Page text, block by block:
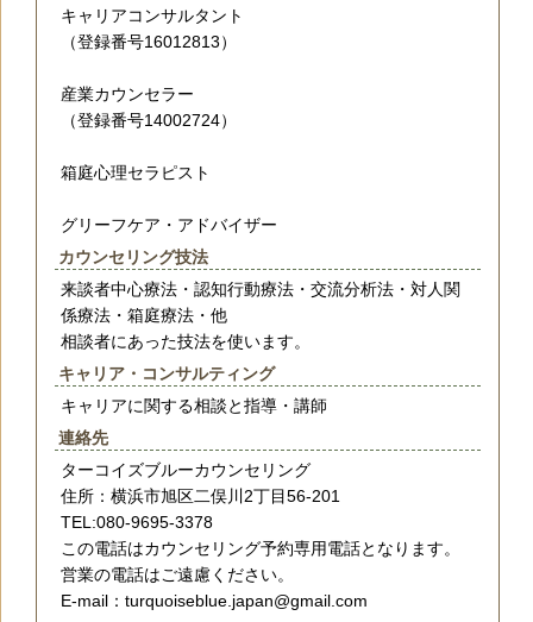
キャリアコンサルタント
（登録番号16012813）
産業カウンセラー
（登録番号14002724）
箱庭心理セラピスト
グリーフケア・アドバイザー
カウンセリング技法
来談者中心療法・認知行動療法・交流分析法・対人関
係療法・箱庭療法・他
相談者にあった技法を使います。
キャリア・コンサルティング
キャリアに関する相談と指導・講師
連絡先
ターコイズブルーカウンセリング
住所：横浜市旭区二俣川2丁目56-201
TEL:080-9695-3378
この電話はカウンセリング予約専用電話となります。
営業の電話はご遠慮ください。
E-mail：turquoiseblue.japan@gmail.com